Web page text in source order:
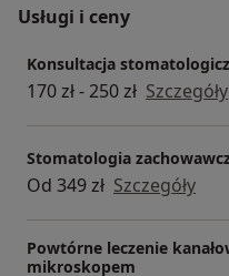
Usługi i ceny
Konsultacja
170 zł - 250 zł Szczegóły
Stomatologia
Od 349 zł Szczegóły
Powtórne leczenie
mikroskopem